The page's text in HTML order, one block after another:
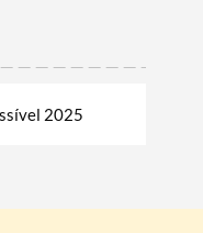
2025